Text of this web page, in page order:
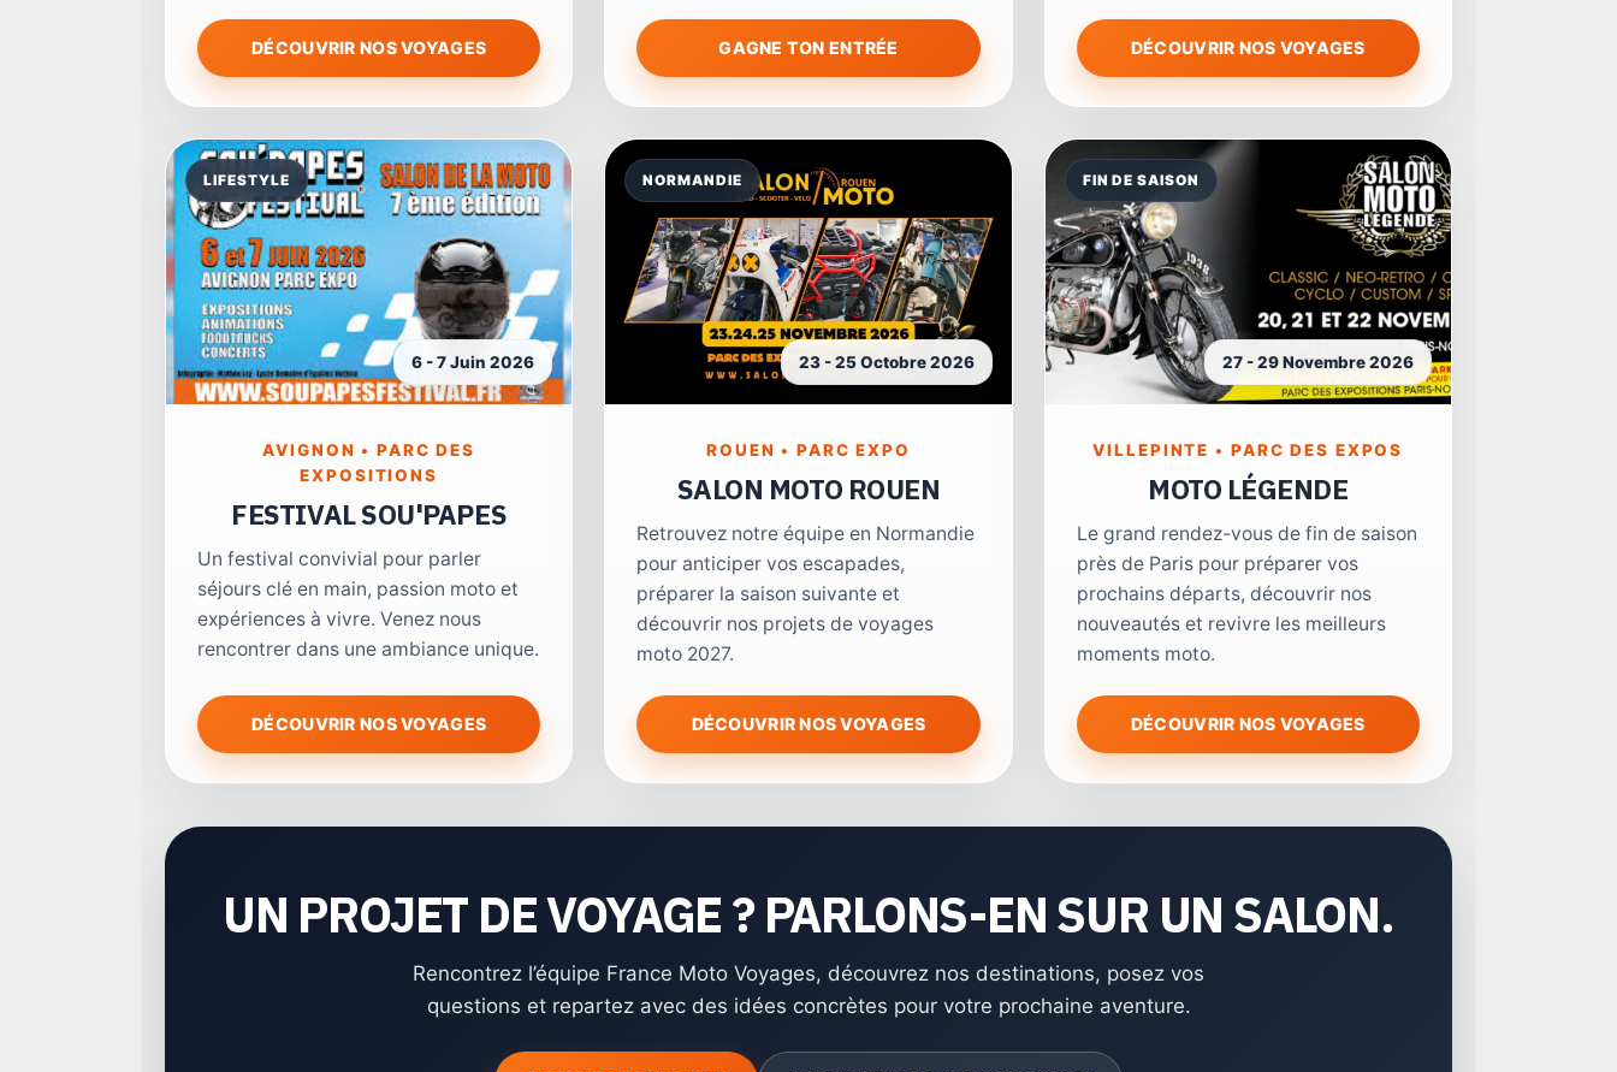
DÉCOUVRIR NOS VOYAGES GAGNE TON ENTRÉE DÉCOUVRIR NOS VOYAGES
LIFESTYLE
6 - 7 Juin 2026
AVIGNON • PARC DES
EXPOSITIONS
FESTIVAL SOU'PAPES
Un festival convivial pour parler
séjours clé en main, passion moto et
expériences à vivre. Venez nous
rencontrer dans une ambiance unique.
DÉCOUVRIR NOS VOYAGES
NORMANDIE
23 - 25 Octobre 2026
ROUEN • PARC EXPO
SALON MOTO ROUEN
Retrouvez notre équipe en Normandie
pour anticiper vos escapades,
préparer la saison suivante et
découvrir nos projets de voyages
moto 2027.
DÉCOUVRIR NOS VOYAGES
FIN DE SAISON
27 - 29 Novembre 2026
VILLEPINTE • PARC DES EXPOS
MOTO LÉGENDE
Le grand rendez-vous de fin de saison
près de Paris pour préparer vos
prochains départs, découvrir nos
nouveautés et revivre les meilleurs
moments moto.
DÉCOUVRIR NOS VOYAGES
UN PROJET DE VOYAGE ? PARLONS-EN SUR UN SALON.
Rencontrez l’équipe France Moto Voyages, découvrez nos destinations, posez vos
questions et repartez avec des idées concrètes pour votre prochaine aventure.